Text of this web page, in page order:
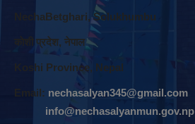
NechaBetghari, Solukhumbu
काेशी प्रदेश, नेपाल
Koshi Province, Nepal
Email: nechasalyan345@gmail.com
info@nechasalyanmun.gov.np